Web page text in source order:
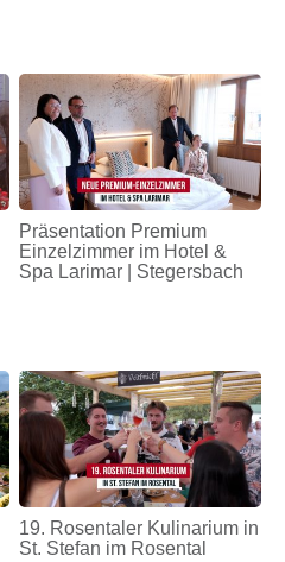
Präsentation Premium
Einzelzimmer im Hotel &
Spa Larimar | Stegersbach
19. Rosentaler Kulinarium in
St. Stefan im Rosental